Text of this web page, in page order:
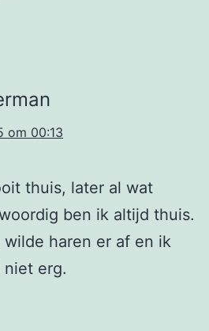
om 00:13
thuis, later al wat
ben ik altijd thuis.
haren er af en ik
erg.